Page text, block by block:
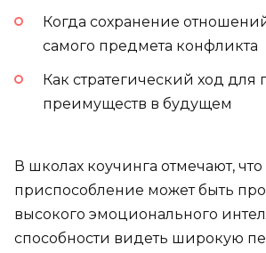
Когда сохранение
самого предмета конфликта
Как стратегический ход для
преимуществ в будущем
В школах коучинга отмечают, что
приспособление может быть
высокого эмоционального
способности видеть широкую